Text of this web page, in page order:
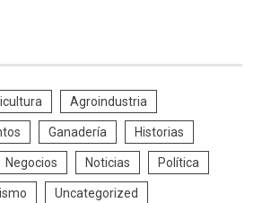
Agroindustria
Ganadería Historias
Negocios Noticias Política
Uncategorized